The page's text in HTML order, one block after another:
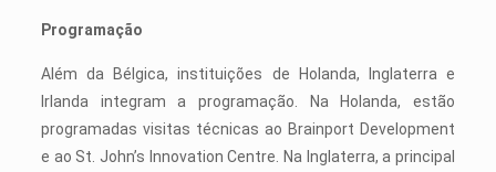
Programação
Além da Bélgica, instituições de Holanda, Inglaterra e
Irlanda integram a programação. Na Holanda, estão
programadas visitas técnicas ao Brainport Development
e ao St. John’s Innovation Centre. Na Inglaterra, a principal